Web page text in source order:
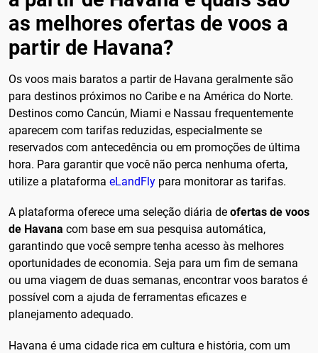
as melhores ofertas de voos a
partir de Havana?
Os voos mais baratos a partir de Havana geralmente são
para destinos próximos no Caribe e na América do Norte.
Destinos como Cancún, Miami e Nassau frequentemente
aparecem com tarifas reduzidas, especialmente se
reservados com antecedência ou em promoções de última
hora. Para garantir que você não perca nenhuma oferta,
utilize a plataforma eLandFly para monitorar as tarifas.
A plataforma oferece uma seleção diária de ofertas de voos
de Havana com base em sua pesquisa automática,
garantindo que você sempre tenha acesso às melhores
oportunidades de economia. Seja para um fim de semana
ou uma viagem de duas semanas, encontrar voos baratos é
possível com a ajuda de ferramentas eficazes e
planejamento adequado.
Havana é uma cidade rica em cultura e história, com um